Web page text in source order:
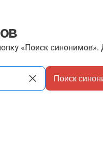
«Поиск синонимов».
Поиск